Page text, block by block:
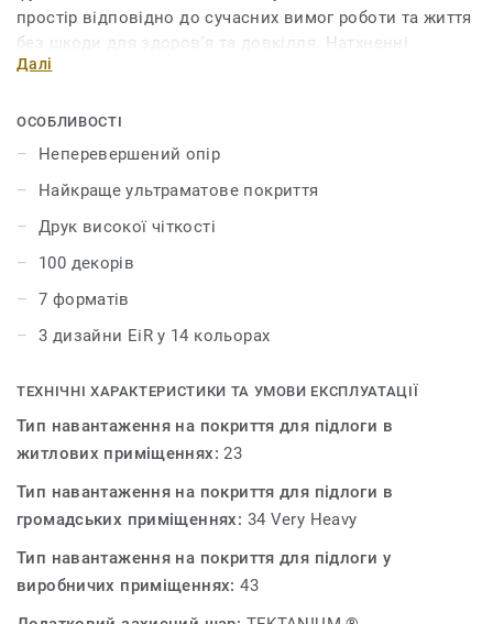
простір відповідно до сучасних вимог роботи та життя
без шкоди для здоров'я та довкілля. Натхненні
природою кольори та мотиви, доповнені
найкращі природні дизайни для створення
гармонійного інтер'єру. Колекція iD Inspiration HT 70
було розроблено для приміщень із високим трафіком.
Покриття витримує великі навантаження і вдавлення,
забезпечуючи максимальну стійкість як до статичних,
Далі
ОСОБЛИВОСТІ
Неперевершений опір
Найкраще ультраматове покриття
Друк високої чіткості
100 декорів
7 форматів
3 дизайни EiR у 14 кольорах
ТЕХНІЧНІ ХАРАКТЕРИСТИКИ ТА УМОВИ ЕКСПЛУАТАЦІЇ
Тип навантаження на покриття для підлоги в
житлових приміщеннях:23
Тип навантаження на покриття для підлоги в
громадських приміщеннях: 34 Very Heavy
Тип навантаження на покриття для підлоги у
виробничих приміщеннях:43